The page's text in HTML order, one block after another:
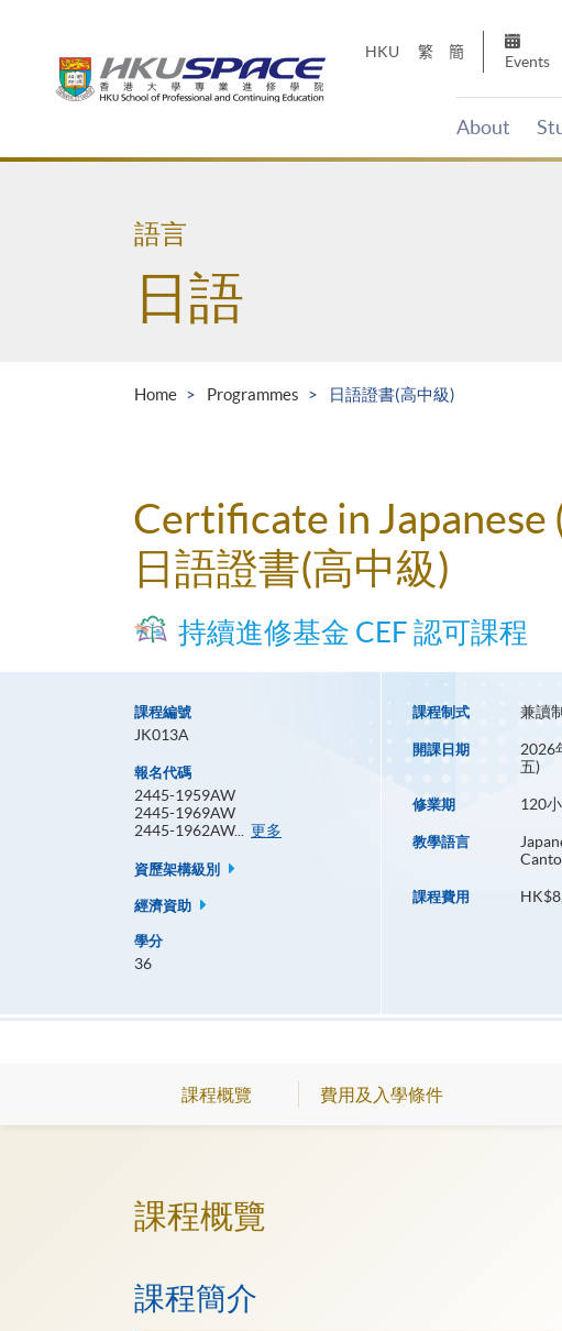
HKU 繁 簡
Events
About
Main
語言
日語
Home Programmes 日語證書(高中級)
Certificate in
日語證書(高中級)
持續進修基金 CEF 認可課程
課程編號
JK013A
報名代碼
2445-1959AW
2445-1969AW
2445-1962AW... 更多
資歷架構級別
經濟資助
學分
36
課程制式 兼讀制
開課日期
2026
五)
修業期 120
教學語言
課程費用
課程概覽 費用及入學條件
課程概覽
課程簡介